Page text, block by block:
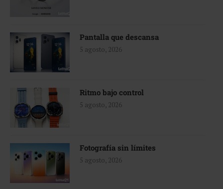
Pantalla que descansa
5 agosto, 2026
Ritmo bajo control
5 agosto, 2026
Fotografía sin límites
5 agosto, 2026